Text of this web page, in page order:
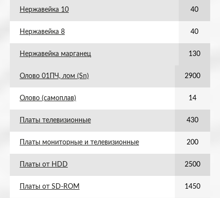
Нержавейка 10 40
Нержавейка 8 40
Нержавейка марганец 130
Олово 01ПЧ, лом (Sn) 2900
Олово (самоплав) 14
Платы телевизионные 430
Платы мониторные и телевизионные 200
Платы от HDD 2500
Платы от SD-ROM 1450